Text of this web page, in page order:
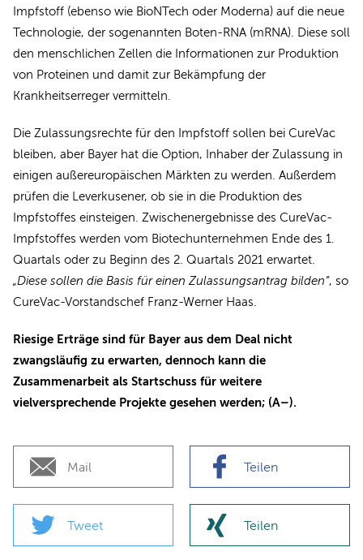
Impfstoff (ebenso wie BioNTech oder Moderna) auf die neue
Technologie, der sogenannten Boten-RNA (mRNA). Diese soll
den menschlichen Zellen die Informationen zur Produktion
von Proteinen und damit zur Bekämpfung der
Krankheitserreger vermitteln.
Die Zulassungsrechte für den Impfstoff sollen bei CureVac
bleiben, aber Bayer hat die Option, Inhaber der Zulassung in
einigen außereuropäischen Märkten zu werden. Außerdem
prüfen die Leverkusener, ob sie in die Produktion des
Impfstoffes einsteigen. Zwischenergebnisse des CureVac-
Impfstoffes werden vom Biotechunternehmen Ende des 1.
Quartals oder zu Beginn des 2. Quartals 2021 erwartet.
„Diese sollen die Basis für einen Zulassungsantrag bilden“, so
CureVac-Vorstandschef Franz-Werner Haas.
Riesige Erträge sind für Bayer aus dem Deal nicht
zwangsläufig zu erwarten, dennoch kann die
Zusammenarbeit als Startschuss für weitere
vielversprechende Projekte gesehen werden; (A–).
Mail Teilen
Tweet Teilen